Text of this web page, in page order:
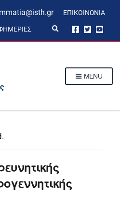
ΕΠΙΚΟΙΝΩΝΊΑ
p
MENU